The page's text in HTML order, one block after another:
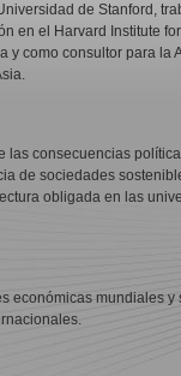
de Stanford,
en el Harvard Institute
y como consultor para
las consecuencias
de sociedades
obligada en las
económicas mundiales